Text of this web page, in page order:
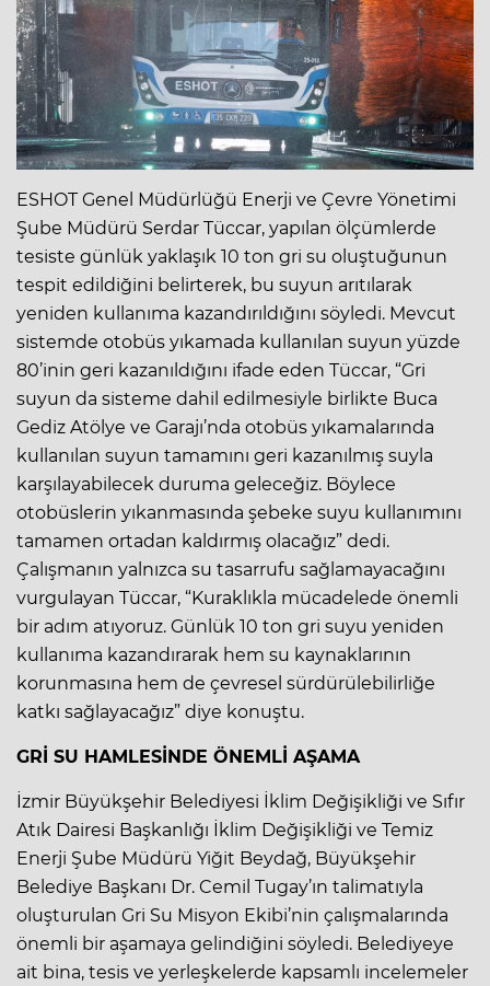
ESHOT Genel Müdürlüğü Enerji ve Çevre Yönetimi
Şube Müdürü Serdar Tüccar, yapılan ölçümlerde
tesiste günlük yaklaşık 10 ton gri su oluştuğunun
tespit edildiğini belirterek, bu suyun arıtılarak
yeniden kullanıma kazandırıldığını söyledi. Mevcut
sistemde otobüs yıkamada kullanılan suyun yüzde
80’inin geri kazanıldığını ifade eden Tüccar, “Gri
suyun da sisteme dahil edilmesiyle birlikte Buca
Gediz Atölye ve Garajı’nda otobüs yıkamalarında
kullanılan suyun tamamını geri kazanılmış suyla
karşılayabilecek duruma geleceğiz. Böylece
otobüslerin yıkanmasında şebeke suyu kullanımını
tamamen ortadan kaldırmış olacağız” dedi.
Çalışmanın yalnızca su tasarrufu sağlamayacağını
vurgulayan Tüccar, “Kuraklıkla mücadelede önemli
bir adım atıyoruz. Günlük 10 ton gri suyu yeniden
kullanıma kazandırarak hem su kaynaklarının
korunmasına hem de çevresel sürdürülebilirliğe
katkı sağlayacağız” diye konuştu.
GRİ SU HAMLESİNDE ÖNEMLİ AŞAMA
İzmir Büyükşehir Belediyesi İklim Değişikliği ve Sıfır
Atık Dairesi Başkanlığı İklim Değişikliği ve Temiz
Enerji Şube Müdürü Yiğit Beydağ, Büyükşehir
Belediye Başkanı Dr. Cemil Tugay’ın talimatıyla
oluşturulan Gri Su Misyon Ekibi’nin çalışmalarında
önemli bir aşamaya gelindiğini söyledi. Belediyeye
ait bina, tesis ve yerleşkelerde kapsamlı incelemeler